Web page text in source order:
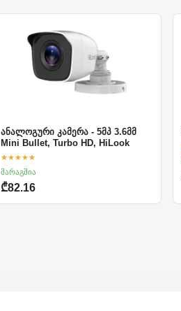
ანალოგური კამერა - 5მპ 3.6მმ
Mini Bullet, Turbo HD, HiLook
★★★★★
მარაგშია
₾82.16